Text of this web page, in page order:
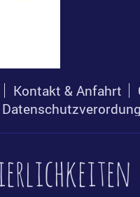
Kontakt & Anfahrt
Datenschutzverordung